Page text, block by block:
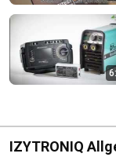
IZYTRONIQ